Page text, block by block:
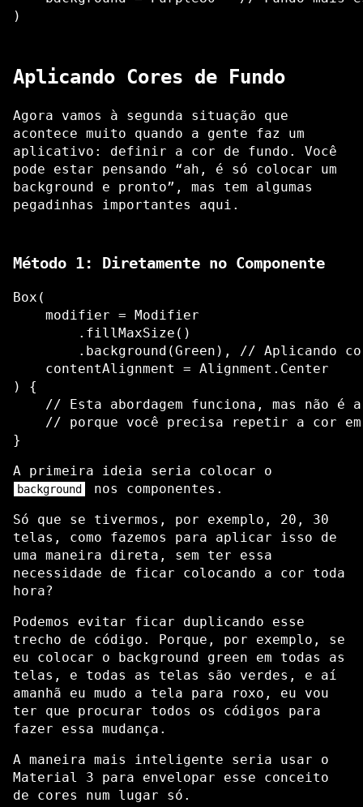
Aplicando Cores de Fundo
Agora vamos à segunda situação que
acontece muito quando a gente faz um
aplicativo: definir a cor de fundo. Você
pode estar pensando “ah, é só colocar um
background e pronto”, mas tem algumas
pegadinhas importantes aqui.
Método 1: Diretamente no Componente
Box(
    modifier = Modifier
        .fillMaxSize()
.background(Green), // Aplicando
    contentAlignment = Alignment.Center
) {
// Esta abordagem funciona, mas não é
// porque você precisa repetir a cor
A primeira ideia seria colocar o
background
nos componentes.
Só que se tivermos, por exemplo, 20, 30
telas, como fazemos para aplicar isso de
uma maneira direta, sem ter essa
necessidade de ficar colocando a cor toda
hora?
Podemos evitar ficar duplicando esse
trecho de código. Porque, por exemplo, se
eu colocar o background green em todas as
telas, e todas as telas são verdes, e aí
amanhã eu mudo a tela para roxo, eu vou
ter que procurar todos os códigos para
fazer essa mudança.
A maneira mais inteligente seria usar o
Material 3 para envelopar esse conceito
de cores num lugar só.